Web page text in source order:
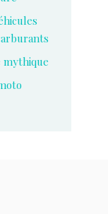
mythique